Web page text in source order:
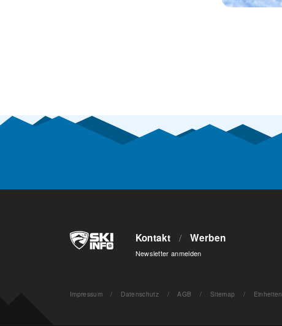
Kontakt / Werben
Newsletter anmelden
Impressum / Datenschutz / AGB / Sitemap / Einheiten